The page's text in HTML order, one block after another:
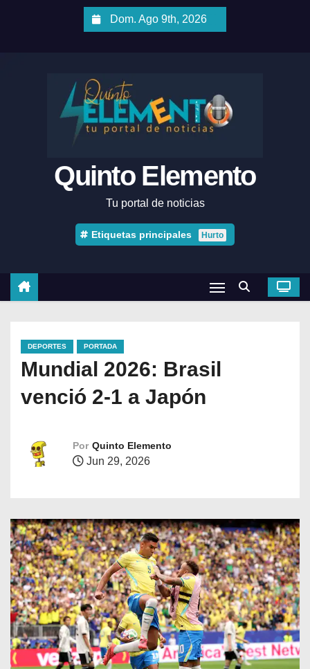
Dom. Ago 9th, 2026
Quinto Elemento
Tu portal de noticias
Etiquetas principales Hurto
DEPORTES PORTADA
Mundial 2026: Brasil
venció 2-1 a Japón
Por Quinto Elemento
Jun 29, 2026